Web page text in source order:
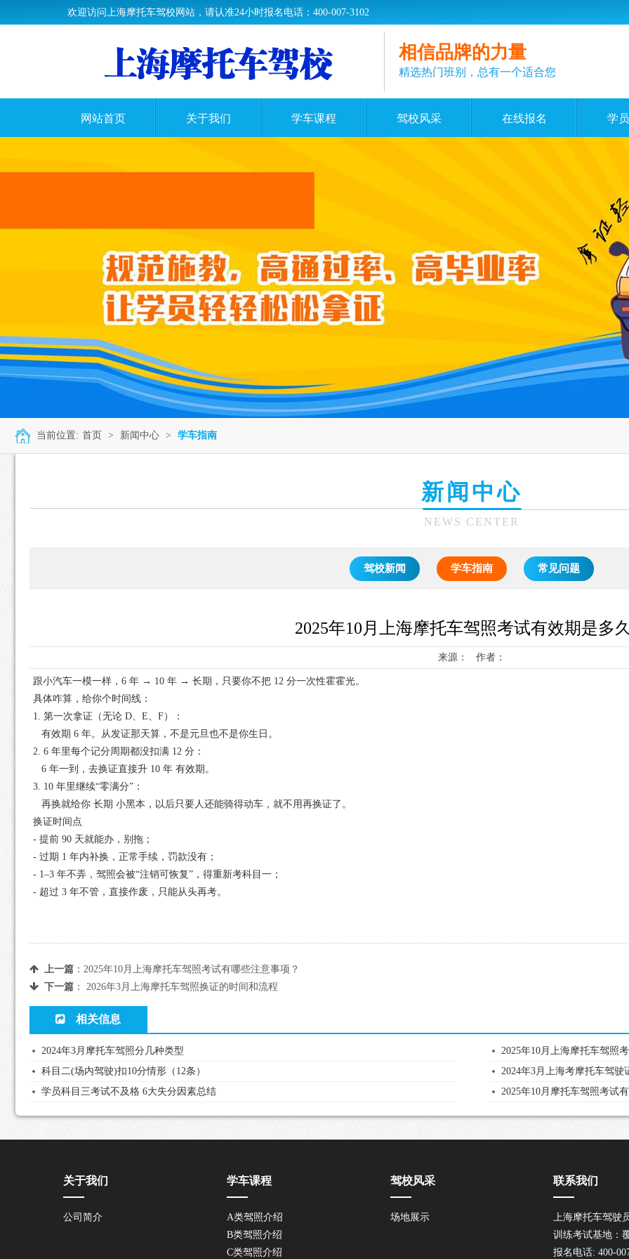
欢迎访问上海摩托车驾校网站，请认准24小时报名电话：400-007-3102
相信品牌的力量
精选热门班别，总有一个适合您
网站首页 关于我们 学车课程 驾校风采 在线报名 学
当前位置: 首页 > 新闻中心 > 学车指南
新闻中心
NEWS CENTER
驾校新闻 学车指南 常见问题
2025年10月上海摩托车驾照考试有效期是多
来源： 作者：
跟小汽车一模一样，6 年 → 10 年 → 长期，只要你不把 12 分一次性霍霍光。
具体咋算，给你个时间线：
1. 第一次拿证（无论 D、E、F）：
有效期 6 年。从发证那天算，不是元旦也不是你生日。
2. 6 年里每个记分周期都没扣满 12 分：
6 年一到，去换证直接升 10 年 有效期。
3. 10 年里继续“零满分”：
再换就给你 长期 小黑本，以后只要人还能骑得动车，就不用再换证了。
换证时间点
- 提前 90 天就能办，别拖；
- 过期 1 年内补换，正常手续，罚款没有；
- 1–3 年不弄，驾照会被“注销可恢复”，得重新考科目一；
- 超过 3 年不管，直接作废，只能从头再考。
上一篇： 2025年10月上海摩托车驾照考试有哪些注意事项？
下一篇： 2026年3月上海摩托车驾照换证的时间和流程
相关信息
2024年3月摩托车驾照分几种类型
2025年10月上海摩托车驾照
科目二(场内驾驶)扣10分情形（12条）
2024年3月上海考摩托车驾驶
学员科目三考试不及格 6大失分因素总结
2025年10月摩托车驾照考试
关于我们
公司简介
学车课程
A类驾照介绍
B类驾照介绍
C类驾照介绍
驾校风采
场地展示
联系我们
上海摩托车驾驶
训练考试基地：
报名电话: 400-